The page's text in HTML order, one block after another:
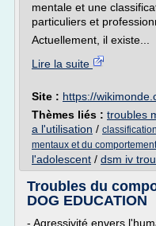
mentale et une
particuliers et
Actuellement, il existe...
Lire la suite
Site : https://
Thèmes liés : troubles
a l'utilisation /
mentaux et du
l'adolescent / dsm iv
Troubles du
DOG EDUCATION
- Agressivité envers